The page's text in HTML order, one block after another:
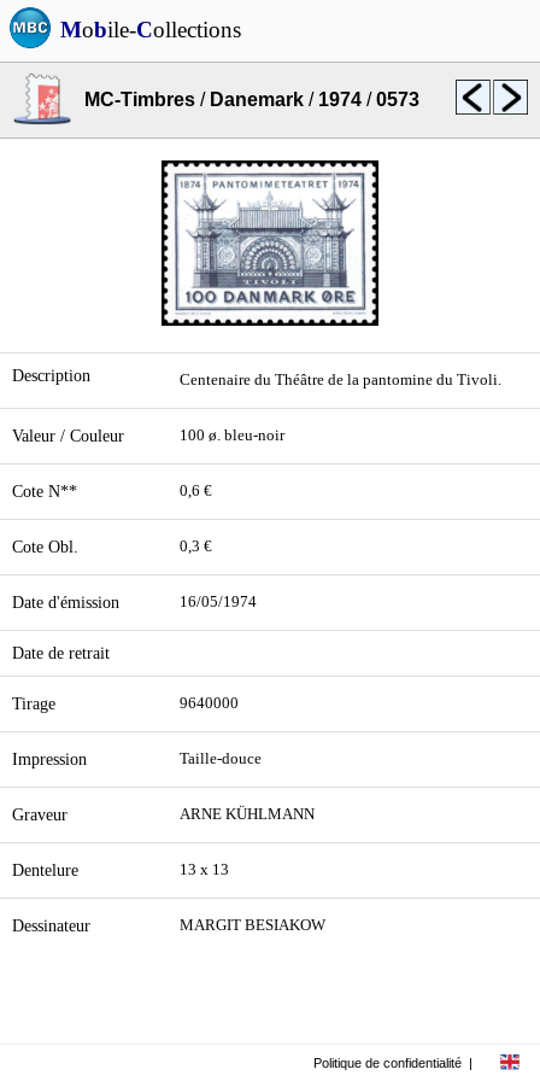
Mobile-Collections
MC-Timbres / Danemark / 1974 /0573
Description Centenaire du Théâtre de la pantomine du Tivoli.
Valeur / Couleur 100 ø. bleu-noir
Cote N** 0,6 €
Cote Obl. 0,3 €
Date d'émission 16/05/1974
Date de retrait
Tirage 9640000
Impression Taille-douce
Graveur ARNE KÜHLMANN
Dentelure 13 x 13
Dessinateur MARGIT BESIAKOW
Politique de confidentialité |